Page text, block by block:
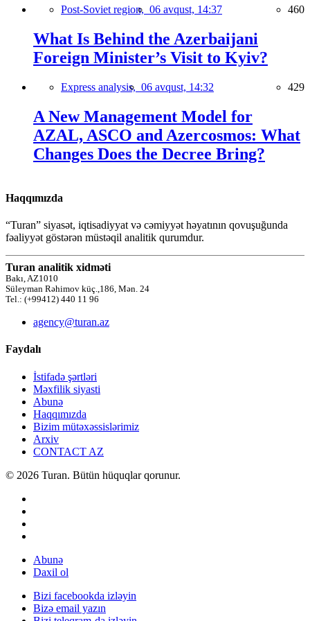
Post-Soviet region, 06 avqust, 14:37 460
What Is Behind the Azerbaijani
Foreign Minister’s Visit to Kyiv?
Express analysis, 06 avqust, 14:32 429
A New Management Model for
AZAL, ASCO and Azercosmos: What
Changes Does the Decree Bring?
Haqqımızda
“Turan” siyasət, iqtisadiyyat və cəmiyyət həyatının qovuşuğunda
fəaliyyət göstərən müstəqil analitik qurumdur.
Turan analitik xidməti
Bakı, AZ1010
Süleyman Rəhimov küç.,186, Mən. 24
Tel.: (+99412) 440 11 96
agency@turan.az
Faydalı
İstifadə şərtləri
Məxfilik siyasti
Abunə
Haqqımızda
Bizim mütəxəssislərimiz
Arxiv
CONTACT AZ
© 2026 Turan. Bütün hüquqlar qorunur.
Abunə
Daxil ol
Bizi facebookda izləyin
Bizə email yazın